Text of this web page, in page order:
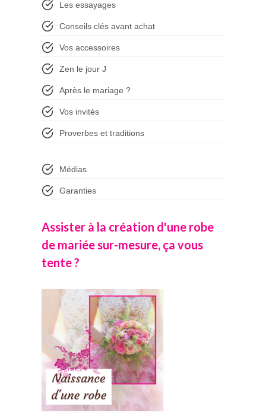
Les essayages
Conseils clés avant achat
Vos accessoires
Zen le jour J
Après le mariage ?
Vos invités
Proverbes et traditions
Médias
Garanties
Assister à la création d'une robe
de mariée sur-mesure, ça vous
tente ?